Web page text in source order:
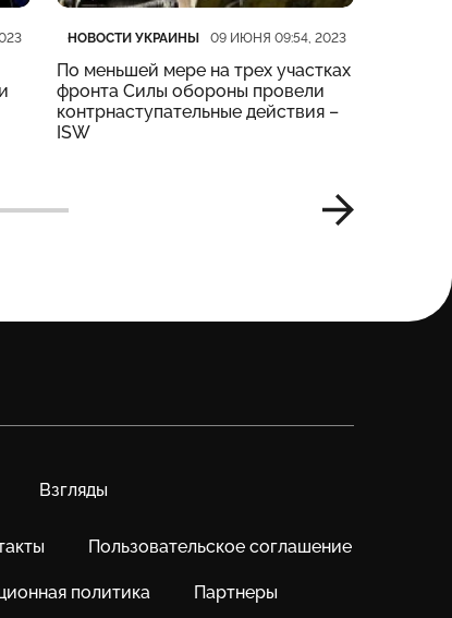
Категория
НОВОСТИ УКРАИНЫ
Дата публикации 09 ИЮНЯ 09:54, 2023
По меньшей мере на трех участках
фронта Силы обороны провели
контрнаступательные действия –
ISW
Взгляды
Пользовательское соглашение
политика Партнеры